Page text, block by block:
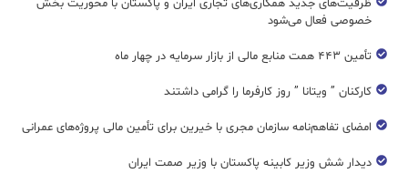
ظرفیت‌های جدید همکاری‌های تجاری ایران و پاکستان با محوریت بخش
خصوصی فعال می‌شود
تأمین ۴۴۳ همت منابع مالی از بازار سرمایه در چهار ماه
کارکنان ” ویتانا ” روز کارفرما را گرامی داشتند
امضای تفاهم‌نامه سازمان مجری با خیرین برای تأمین مالی پروژه‌های عمرانی
دیدار شش وزیر کابینه پاکستان با وزير صمت ایران